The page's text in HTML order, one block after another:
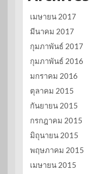
เมษายน 2017
มีนาคม 2017
กุมภาพันธ์ 2017
กุมภาพันธ์ 2016
มกราคม 2016
ตุลาคม 2015
กันยายน 2015
กรกฎาคม 2015
มิถุนายน 2015
พฤษภาคม 2015
เมษายน 2015